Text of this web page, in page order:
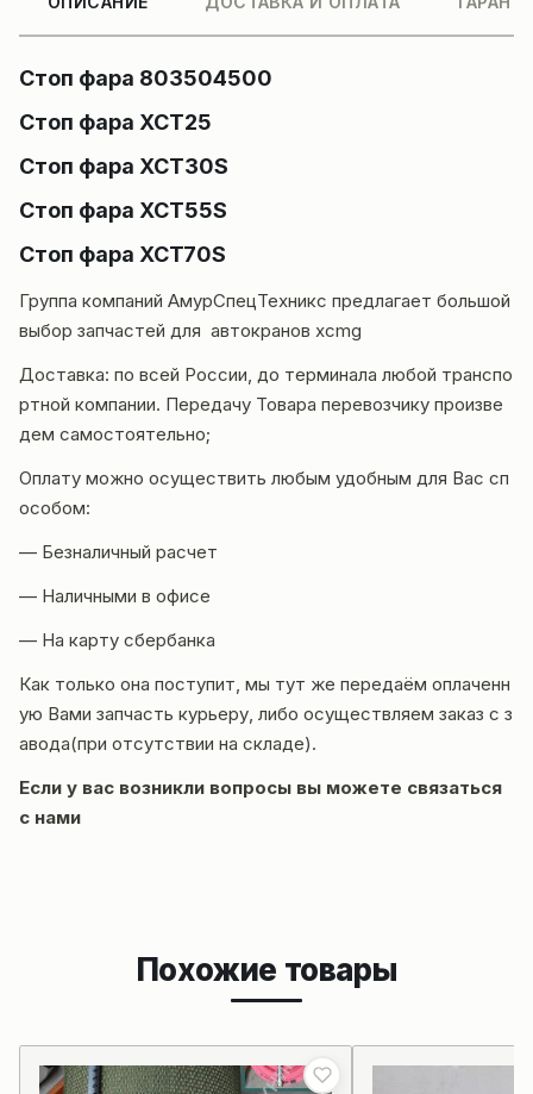
Стоп фара 803504500
Стоп фара XCT25
Стоп фара XCT30S
Стоп фара XCT55S
Стоп фара XCT70S
Группа компаний АмурСпецТехникс предлагает большой
выбор запчастей для автокранов xcmg
Доставка: по всей России, до терминала любой транспо
ртной компании. Передачу Товара перевозчику произве
дем самостоятельно;
Оплату можно осуществить любым удобным для Вас сп
особом:
— Безналичный расчет
— Наличными в офисе
— На карту сбербанка
Как только она поступит, мы тут же передаём оплаченн
ую Вами запчасть курьеру, либо осуществляем заказ с з
авода(при отсутствии на складе).
Если у вас возникли вопросы вы можете связаться
с нами
Похожие товары